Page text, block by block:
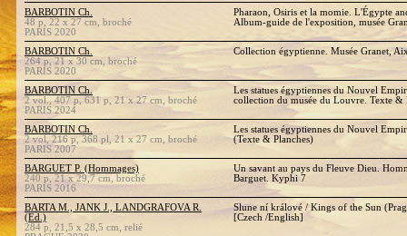
BARBOTIN Ch.
48 p, 22 x 27 cm, broché
PARIS 2020
Pharaon, Osiris et la momie. L'Égypte
Album-guide de l'exposition, musée
BARBOTIN Ch.
264 p, 21 x 30 cm, broché
PARIS 2020
Collection égyptienne. Musée Granet,
BARBOTIN Ch.
2 vol., 407 p, 631 p, 21 x 27 cm, broché
PARIS 2024
Les statues égyptiennes du Nouvel
collection du musée du Louvre. Texte &
BARBOTIN Ch.
2 vol, 216 p, 368 pl, 21 x 27 cm, broché
PARIS 2007
Les statues égyptiennes du Nouvel
(Texte & Planches)
BARGUET P. (Hommages)
240 p, 21 x 29,7 cm, broché
PARIS 2016
Un savant au pays du Fleuve Dieu.
Barguet. Kyphi 7
BARTA M., JANK J., LANDGRAFOVA R.
(Ed.)
284 p, 21,5 x 28,5 cm, relié
Slune ní králové / Kings of the Sun
[Czech /English]